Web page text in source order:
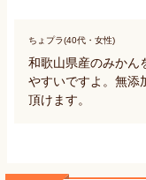
ちょプラ(40代・女性)
和歌山県産のみかん
やすいですよ。無添
頂けます。